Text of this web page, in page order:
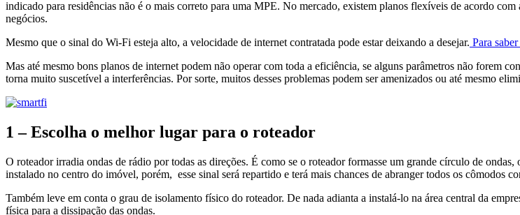
indicado para residências não é o mais correto para uma MPE. No mercado, existem planos flexíveis de acordo
negócios.
Mesmo que o sinal do Wi-Fi esteja alto, a velocidade de internet contratada pode estar deixando a desejar. Para
Mas até mesmo bons planos de internet podem não operar com toda a eficiência, se alguns parâmetros não forem
torna muito suscetível a interferências. Por sorte, muitos desses problemas podem ser amenizados ou até mesmo
1 – Escolha o melhor lugar para o roteador
O roteador irradia ondas de rádio por todas as direções. É como se o roteador formasse um grande círculo de
instalado no centro do imóvel, porém, esse sinal será repartido e terá mais chances de abranger todos os cômodos
Também leve em conta o grau de isolamento físico do roteador. De nada adianta a instalá-lo na área central da
física para a dissipação das ondas.